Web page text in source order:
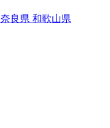
奈良県 和歌山県